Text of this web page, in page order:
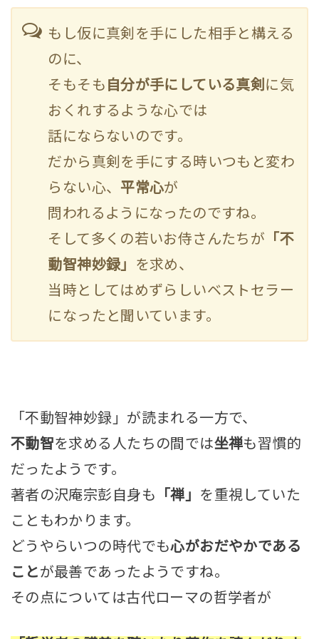
もし仮に真剣を手にした相手と構える
のに、
そもそも 自分が手にしている真剣 に気
おくれするような心では
話にならないのです。
だから真剣を手にする時いつもと変わ
らない心、 平常心が
問われるようになったのですね。
そして多くの若いお侍さんたちが 「不
動智神妙録」
を求め、
当時としてはめずらしいベストセラー
になったと聞いています。
「不動智神妙録」が読まれる一方で、
不動智を求める人たちの間では坐禅も習慣的
だったようです。
著者の沢庵宗彭自身も 「禅」 を重視していた
こともわかります。
どうやらいつの時代でも心がおだやかである
ことが最善であったようですね。
その点については古代ローマの哲学者が